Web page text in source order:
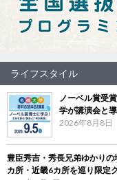
ライフスタイル
ノーベル賞受
学が講演会と
2026年8月8日
豊臣秀吉・秀長兄弟ゆかり
カ所・近畿6カ所を巡り限定